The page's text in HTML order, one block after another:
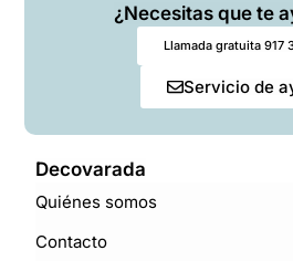
¿Necesitas que te
Llamada gratuita 917
Servicio de
Decovarada
Quiénes somos
Contacto